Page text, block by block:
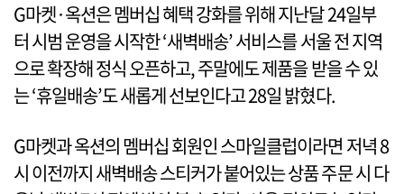
G마켓·옥션은 멤버십 혜택 강화를 위해 지난달 24일부
터 시범 운영을 시작한 ‘새벽배송’ 서비스를 서울 전 지역
으로 확장해 정식 오픈하고, 주말에도 제품을 받을 수 있
는 ‘휴일배송’도 새롭게 선보인다고 28일 밝혔다.
G마켓과 옥션의 멤버십 회원인 스마일클럽이라면 저녁 8
시 이전까지 새벽배송 스티커가 붙어있는 상품 주문 시 다